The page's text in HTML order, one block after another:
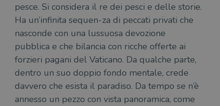
pesce. Si considera il re dei pesci e delle storie.
Ha un’infinita sequen-za di peccati privati che
nasconde con una lussuosa devozione
pubblica e che bilancia con ricche offerte ai
forzieri pagani del Vaticano. Da qualche parte,
dentro un suo doppio fondo mentale, crede
davvero che esista il paradiso. Da tempo se n’è
annesso un pezzo con vista panoramica, come